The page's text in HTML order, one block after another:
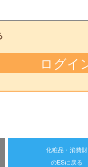
化粧品・消費財
のESに戻る